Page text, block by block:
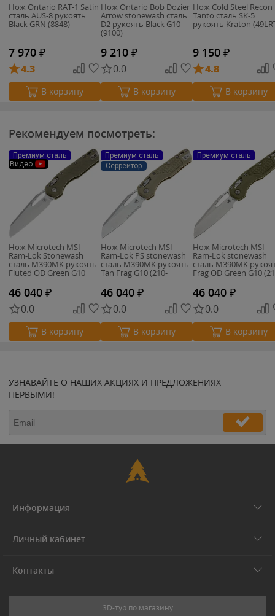
Нож Ontario RAT-1 Satin
сталь AUS-8 рукоять
Black GRN (8848)
7 970 ₽
4.3
В корзину
Нож Ontario Bob Dozier
Arrow stonewash сталь
D2 рукоять Black G10
(9100)
9 210 ₽
0.0
В корзину
Нож Cold Steel Recon
Tanto сталь SK-5
рукоять Kraton
9 150 ₽
4.8
В корзину
Рекомендуем посмотреть:
Премиум сталь
Видео
Нож Microtech MSI
Ram-Lok Stonewash
сталь M390MK рукоять
Fluted OD Green G10
46 040 ₽
0.0
В корзину
Премиум сталь
Серрейтор
Нож Microtech MSI
Ram-Lok PS stonewash
сталь M390MK рукоять
Tan Frag G10 (210-
11FRGTTA)
46 040 ₽
0.0
В корзину
Премиум сталь
Нож Microtech MSI
Ram-Lok stonewash
сталь M390MK
Frag OD Green G10
10FRGTOD)
46 040 ₽
0.0
В корзину
УЗНАВАЙТЕ О НАШИХ АКЦИЯХ И ПРЕДЛОЖЕНИЯХ
ПЕРВЫМИ!
Информация
Личный кабинет
Контакты
3D-тур по магазину